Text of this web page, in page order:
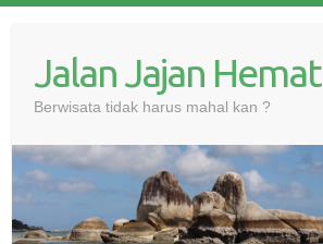
Jalan Jajan Hemat
Berwisata tidak harus mahal kan ?